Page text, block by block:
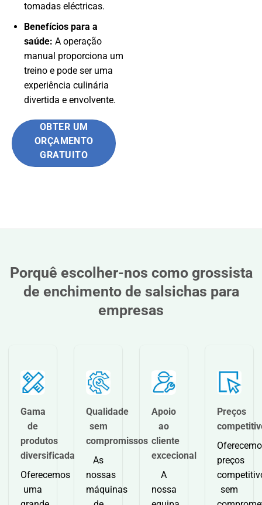
tomadas eléctricas.
Benefícios para a
saúde: A operação
manual proporciona um
treino e pode ser uma
experiência culinária
divertida e envolvente.
OBTER UM
ORÇAMENTO
GRATUITO
Porquê escolher-nos como grossista
de enchimento de salsichas para
empresas
Gama
de
produtos
diversificada
Oferecemos
uma
Qualidade
sem
compromissos
As
nossas
máquinas
Apoio
ao
cliente
excecional
A
nossa
Preços
preços
sem